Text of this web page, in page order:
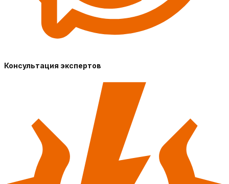
Консультация экспертов